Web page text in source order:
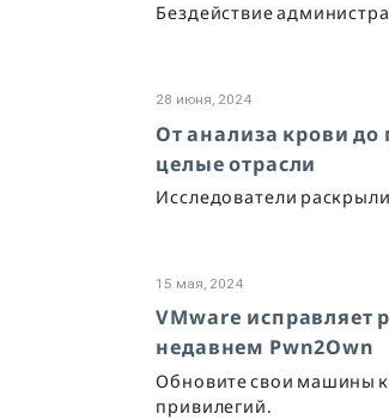
Бездействие
28 июня, 2024
От анализа крови до
целые отрасли
Исследователи
15 мая, 2024
VMware исправляет
недавнем Pwn2Own
Обновите свои машины
привилегий.